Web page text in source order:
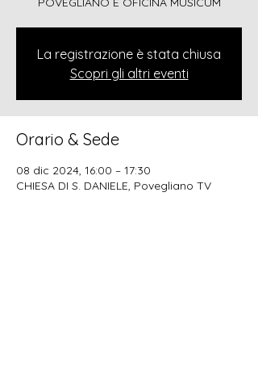
La registrazione è stata chiusa
Scopri gli altri eventi
Orario & Sede
08 dic 2024, 16:00 – 17:30
CHIESA DI S. DANIELE, Povegliano TV